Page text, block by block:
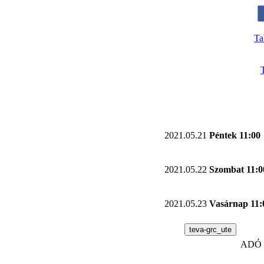
2021.05.21 Péntek 11:00
2021.05.22 Szombat
2021.05.23 Vasárnap
teva-grc_ute
ADÓ